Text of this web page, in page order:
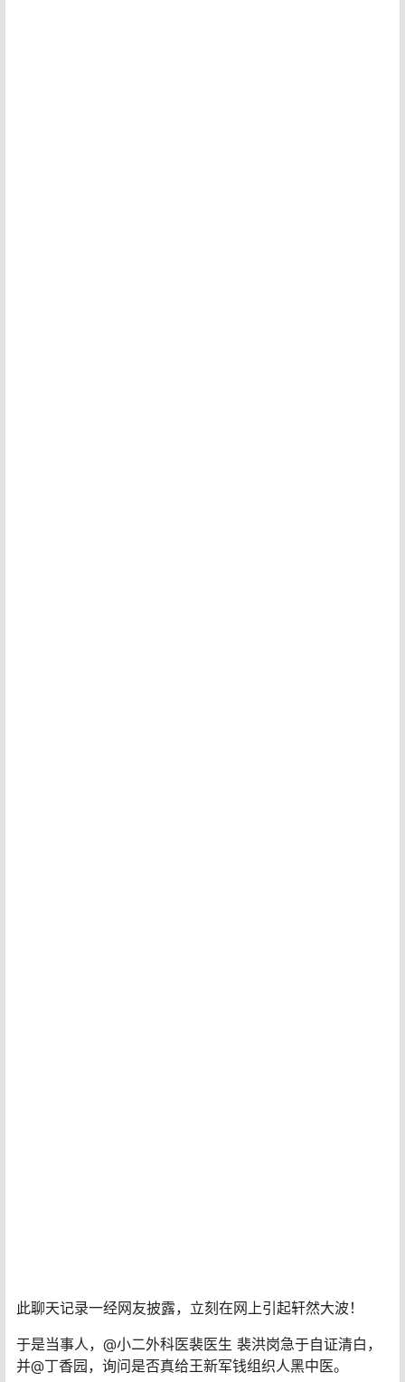
此聊天记录一经网友披露，立刻在网上引起轩然大波！
于是当事人，@小二外科医裴医生 裴洪岗急于自证清白，
并@丁香园，询问是否真给王新军钱组织人黑中医。